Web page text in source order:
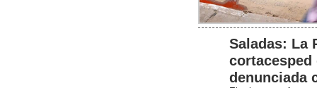
Saladas: La
cortacesped
denunciada